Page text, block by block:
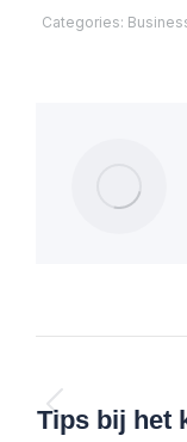
Categories:
Tips bij het